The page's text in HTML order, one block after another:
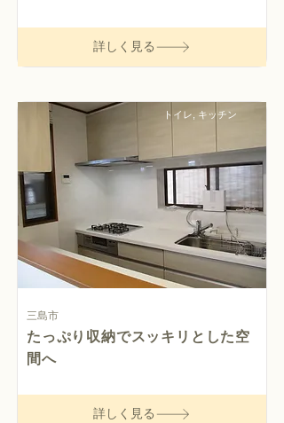
詳しく見る
トイレ, キッチン
三島市
たっぷり収納でスッキリとした空
間へ
詳しく見る